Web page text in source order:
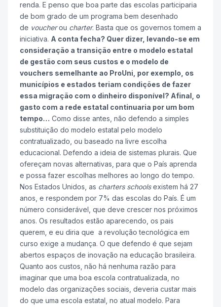
renda. E penso que boa parte das escolas participaria
de bom grado de um programa bem desenhado
de voucherou charter. Basta que os governos tomem a
iniciativa. A conta fecha? Quer dizer, levando-se em
consideração a transição entre o modelo estatal
de gestão com seus custos e o modelo de
vouchers semelhante ao ProUni, por exemplo, os
municípios e estados teriam condições de fazer
essa migração com o dinheiro disponível? Afinal, o
gasto com a rede estatal continuaria por um bom
tempo… Como disse antes, não defendo a simples
substituição do modelo estatal pelo modelo
contratualizado, ou baseado na livre escolha
educacional. Defendo a ideia de sistemas plurais. Que
ofereçam novas alternativas, para que o País aprenda
e possa fazer escolhas melhores ao longo do tempo.
Nos Estados Unidos, as charters schoolsexistem há 27
anos, e respondem por 7% das escolas do País. É um
número considerável, que deve crescer nos próximos
anos. Os resultados estão aparecendo, os pais
querem, e eu diria que a revolução tecnológica em
curso exige a mudança. O que defendo é que sejam
abertos espaços de inovação na educação brasileira.
Quanto aos custos, não há nenhuma razão para
imaginar que uma boa escola contratualizada, no
modelo das organizações sociais, deveria custar mais
do que uma escola estatal, no atual modelo. Para